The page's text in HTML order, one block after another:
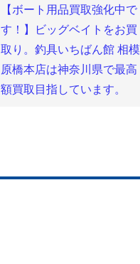
【ボート用品買取強化中で
す！】ビッグベイトをお買
取り。釣具いちばん館 相模
原橋本店は神奈川県で最高
額買取目指しています。